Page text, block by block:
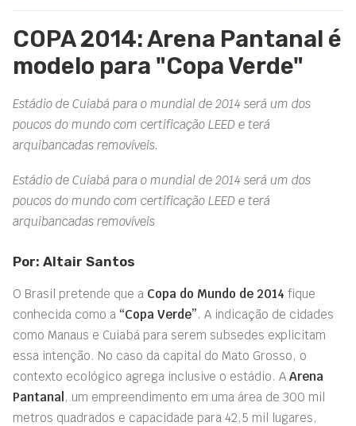
COPA 2014: Arena Pantanal é
modelo para "Copa Verde"
Estádio de Cuiabá para o mundial de 2014 será um dos
poucos do mundo com certificação LEED e terá
arquibancadas removíveis.
Estádio de Cuiabá para o mundial de 2014 será um dos
poucos do mundo com certificação LEED e terá
arquibancadas removíveis
Por: Altair Santos
O Brasil pretende que a Copa do Mundo de 2014 fique
conhecida como a “Copa Verde”. A indicação de cidades
como Manaus e Cuiabá para serem subsedes explicitam
essa intenção. No caso da capital do Mato Grosso, o
contexto ecológico agrega inclusive o estádio. A Arena
Pantanal , um empreendimento em uma área de 300 mil
metros quadrados e capacidade para 42,5 mil lugares,